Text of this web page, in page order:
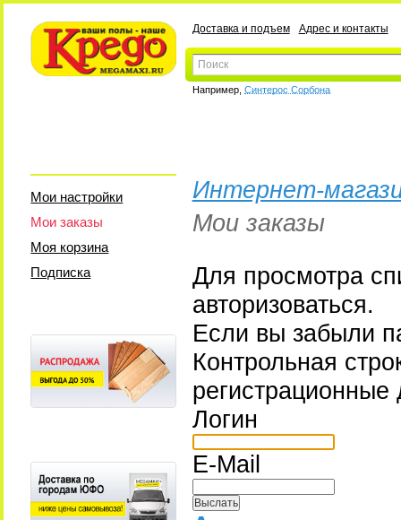
Доставка и подъем Адрес и контакты
Например, Синтерос Сорбона
Мои настройки
Мои заказы
Моя корзина
Подписка
Интернет-
Мои заказы
Для просмотра
авторизоваться.
Если вы забыли
Контрольная
Логин
E-Mail